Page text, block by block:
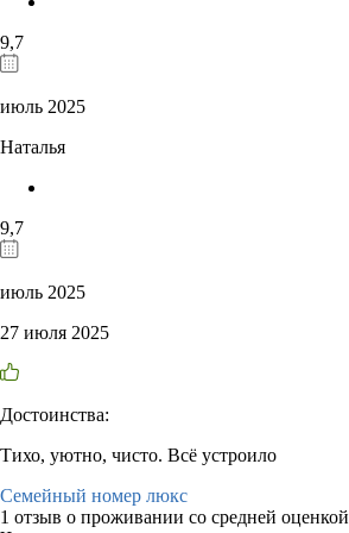
9,7
июль 2025
Наталья
9,7
июль 2025
27 июля 2025
Достоинства:
Тихо, уютно, чисто. Всё устроило
Семейный номер люкс
1 отзыв о проживании со средней оценкой